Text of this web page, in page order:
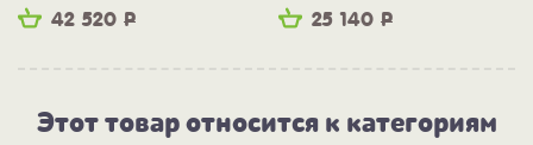
42 520 Р
25 140 Р
Этот товар относится к категориям